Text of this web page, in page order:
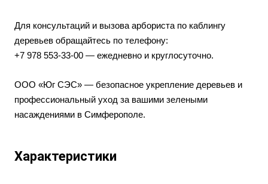
Для консультаций и вызова арбориста по каблингу
деревьев обращайтесь по телефону:
+7 978 553‑33‑00 — ежедневно и круглосуточно.
ООО «Юг СЭС» — безопасное укрепление деревьев и
профессиональный уход за вашими зелеными
насаждениями в Симферополе.
Характеристики